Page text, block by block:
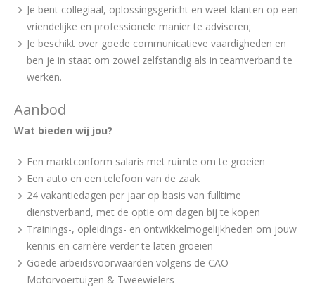
Je bent collegiaal, oplossingsgericht en weet klanten op een
vriendelijke en professionele manier te adviseren;
Je beschikt over goede communicatieve vaardigheden en
ben je in staat om zowel zelfstandig als in teamverband te
werken.
Aanbod
Wat bieden wij jou?
Een marktconform salaris met ruimte om te groeien
Een auto en een telefoon van de zaak
24 vakantiedagen per jaar op basis van fulltime
dienstverband, met de optie om dagen bij te kopen
Trainings-, opleidings- en ontwikkelmogelijkheden om jouw
kennis en carrière verder te laten groeien
Goede arbeidsvoorwaarden volgens de CAO
Motorvoertuigen & Tweewielers